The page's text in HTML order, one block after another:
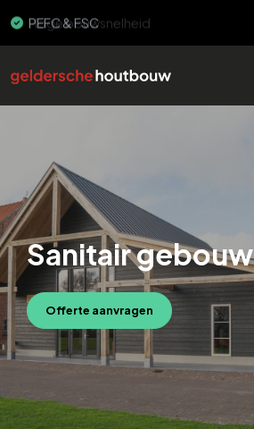
PEFC & FSC
Sanitair gebouw
Offerte aanvragen